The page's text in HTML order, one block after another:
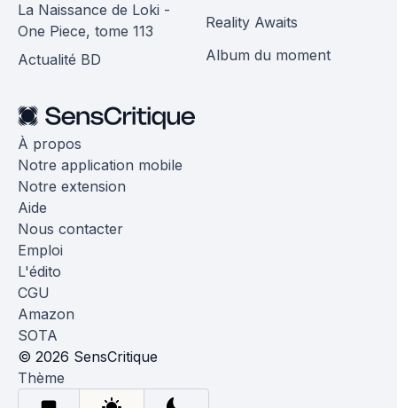
La Naissance de Loki -
One Piece, tome 113
Actualité BD
Reality Awaits
Album du moment
À propos
Notre application mobile
Notre extension
Aide
Nous contacter
Emploi
L'édito
CGU
Amazon
SOTA
© 2026 SensCritique
Thème